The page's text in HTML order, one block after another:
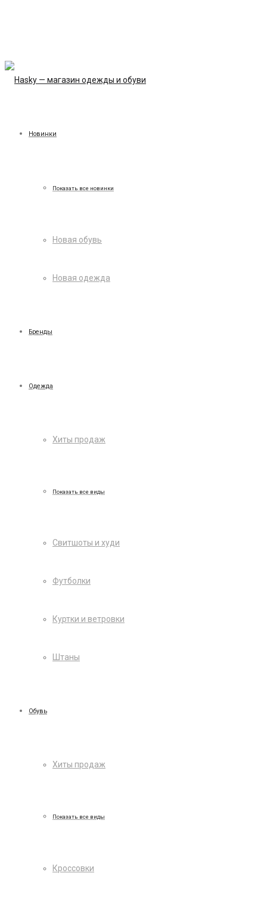
Новинки
Показать все новинки
Новая обувь
Новая одежда
Бренды
Одежда
Хиты продаж
Показать все виды
Свитшоты и худи
Футболки
Куртки и ветровки
Штаны
Обувь
Хиты продаж
Показать все виды
Кроссовки